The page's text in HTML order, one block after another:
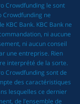
Crowdfunding le sont
Crowdfunding ne
KBC Bank. KBC Bank ne
ni aucune
ni aucun conseil
une entreprise. Rien
interprété de la sorte.
Crowdfunding sont de
des caractéristiques
lesquelles ce dernier
de l’ensemble de